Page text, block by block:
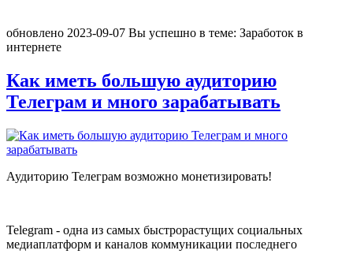
обновлено 2023-09-07 Вы успешно в теме: Заработок в
интернете
Как иметь большую аудиторию
Телеграм и много зарабатывать
Аудиторию Телеграм возможно монетизировать!
Telegram - одна из самых быстрорастущих социальных
медиаплатформ и каналов коммуникации последнего